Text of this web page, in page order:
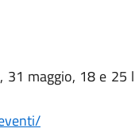
31 maggio, 18 e 25